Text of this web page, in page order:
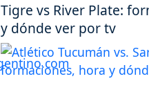
Tigre vs River Plate:
y dónde ver por tv